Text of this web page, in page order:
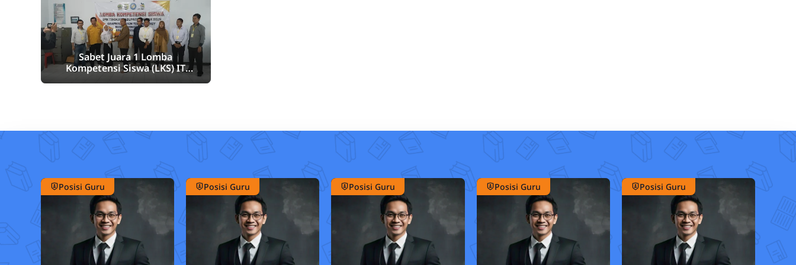
Sabet Juara 1 Lomba
Kompetensi Siswa (LKS) IT
Software Solution for Business,
Posisi Guru Posisi Guru Posisi Guru Posisi Guru Posisi Guru